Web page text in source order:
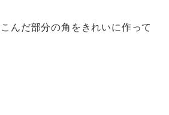
んだ部分の角をきれいに作って